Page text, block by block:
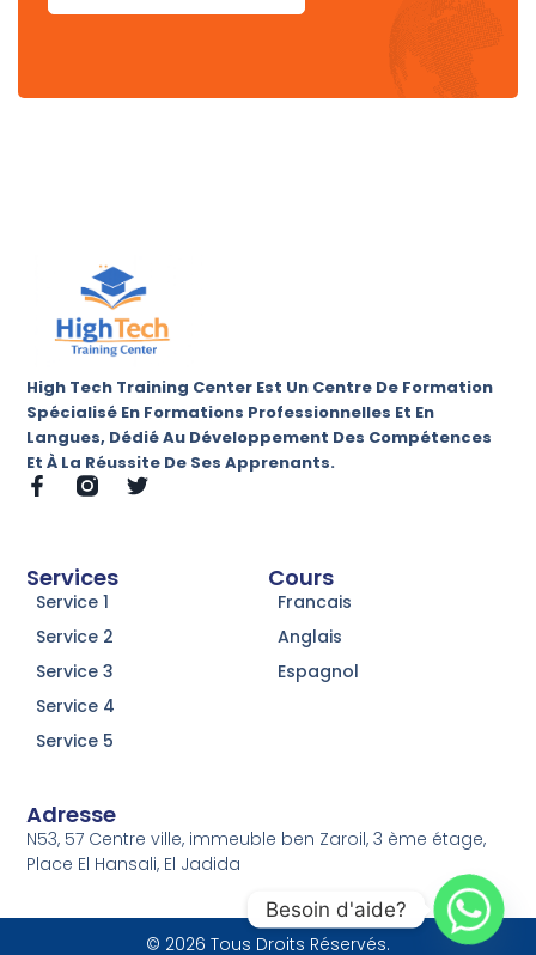
High Tech Training Center Est Un Centre De Formation
Spécialisé En Formations Professionnelles Et En
Langues, Dédié Au Développement Des Compétences
Et À La Réussite De Ses Apprenants.
Services
Service 1
Service 2
Service 3
Service 4
Service 5
Cours
Francais
Anglais
Espagnol
Adresse
N53, 57 Centre ville, immeuble ben Zaroil, 3 ème étage,
Place El Hansali, El Jadida
© 2026 Tous Droits Réservés.
Besoin d'aide?